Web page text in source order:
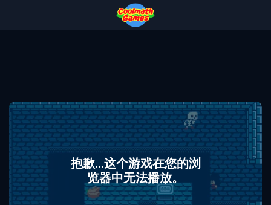
抱歉...这个游戏在您的浏
览器中无法播放。